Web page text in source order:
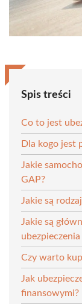
Spis treści
Co to jest
Dla kogo jest
Jakie
GAP?
Jakie są
Jakie są
ubezpieczenia
Czy warto
Jak
finansowymi?